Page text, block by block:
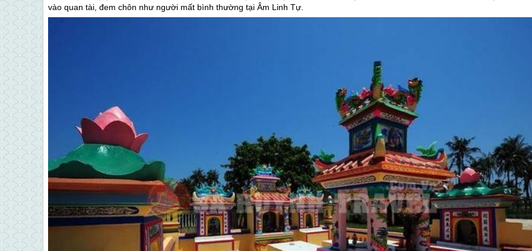
vào quan tài, đem chôn như người mất bình thường tại Âm Linh Tự.